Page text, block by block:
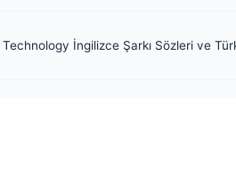
İngilizce Şarkı Sözleri ve